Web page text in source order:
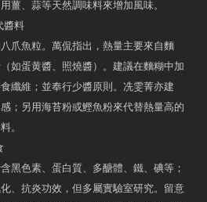
薑、蒜等天然調味料來增加風味。
醬料
爪魚粒。萬侃指出，熱量主要來自麵
如蛋黄醬、照燒醬）。建議在麵糊中加
纖維；並奉行少醬原則。冼雯菁亦建
；另用海苔粉或鰹魚粉來代替熱量高的
。
黑色素、蛋白質、多醣體、鐵、碘等；
、抗炎功效，但多屬實驗室研究。留意